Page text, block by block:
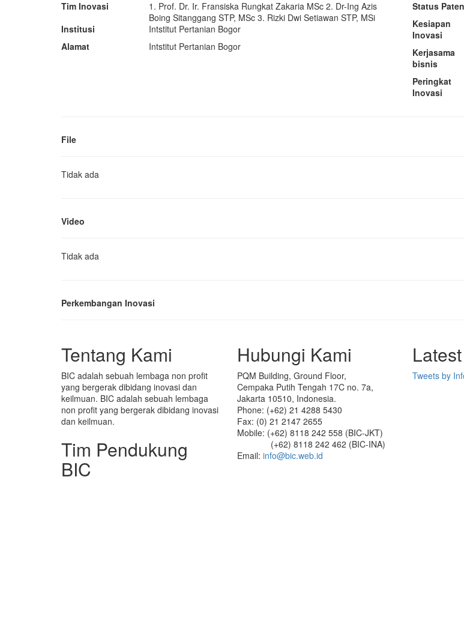
Tim Inovasi
1. Prof. Dr. Ir. Fransiska Rungkat Zakaria MSc 2. Dr-Ing Azis
Boing Sitanggang STP, MSc 3. Rizki Dwi Setiawan STP, MSi
Institusi
Intstitut Pertanian Bogor
Alamat
Intstitut Pertanian Bogor
Status Paten
Kesiapan
Inovasi
Kerjasama
bisnis
Peringkat
Inovasi
File
Tidak ada
Video
Tidak ada
Perkembangan Inovasi
Tentang Kami
BIC adalah sebuah lembaga non profit
yang bergerak dibidang inovasi dan
keilmuan. BIC adalah sebuah lembaga
non profit yang bergerak dibidang inovasi
dan keilmuan.
Tim Pendukung
BIC
Hubungi Kami
PQM Building, Ground Floor,
Cempaka Putih Tengah 17C no. 7a,
Jakarta 10510, Indonesia.
Phone: (+62) 21 4288 5430
Fax: (0) 21 2147 2655
Mobile: (+62) 8118 242 558 (BIC-JKT)
(+62) 8118 242 462 (BIC-INA)
Email: info@bic.web.id
Tweets by